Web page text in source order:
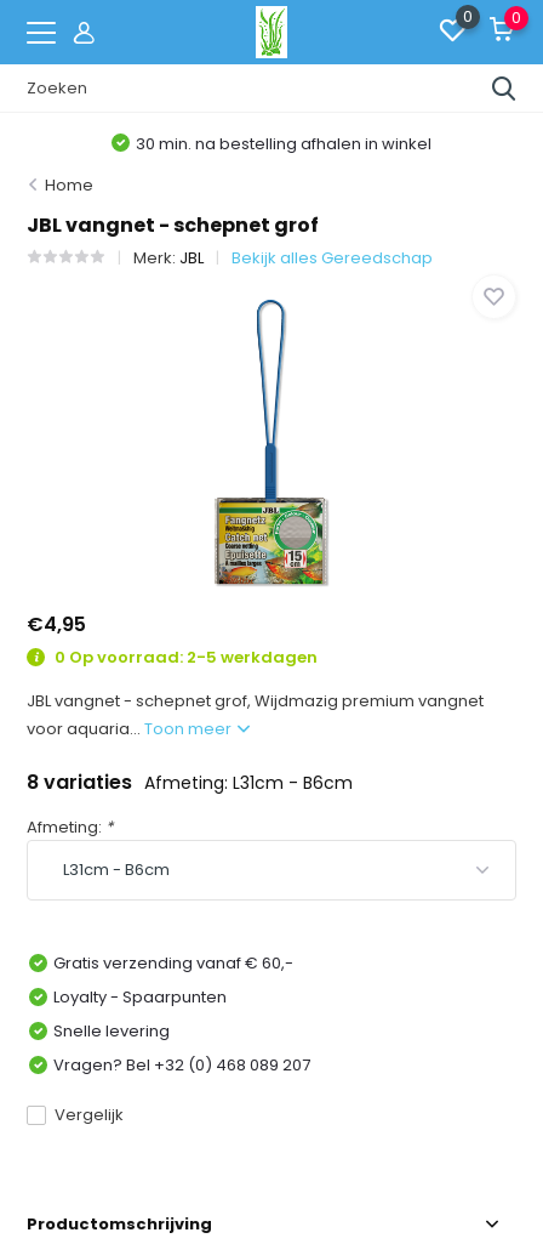
0 0
30 min. na bestelling afhalen in winkel
Home
JBL vangnet - schepnet grof
Merk: JBL Bekijk alles Gereedschap
€4,95
0 Op voorraad: 2-5 werkdagen
JBL vangnet - schepnet grof, Wijdmazig premium vangnet
voor aquaria...Toon meer
8 variaties Afmeting: L31cm - B6cm
Afmeting: *
Gratis verzending vanaf € 60,-
Loyalty - Spaarpunten
Snelle levering
Vragen? Bel +32 (0) 468 089 207
Vergelijk
Productomschrijving